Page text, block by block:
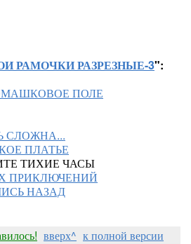
РАМОЧКИ РАЗРЕЗНЫЕ-3":
ПОЛЕ
СЛОЖНА...
ПЛАТЬЕ
ТИХИЕ ЧАСЫ
ПРИКЛЮЧЕНИЙ
НАЗАД
вверх^ к полной версии